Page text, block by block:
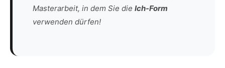
Masterarbeit, in dem Sie die Ich-Form
verwenden dürfen!